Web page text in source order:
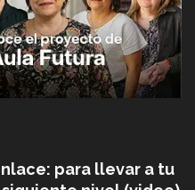
para llevar a tu